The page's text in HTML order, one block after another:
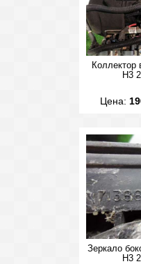
Коллектор
H3
Цена:
Зеркало
H3